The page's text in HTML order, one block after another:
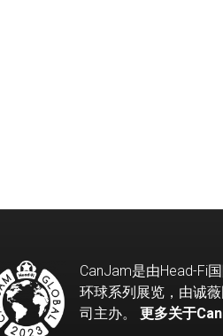
CanJam是由Head-Fi
环球系列展览，由诚
司主办。更多关于